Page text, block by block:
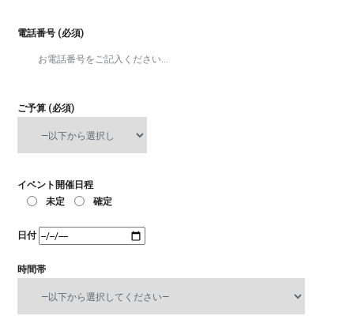
電話番号 (必須)
ご予算 (必須)
イベント開催日程
未定
確定
日付
時間帯